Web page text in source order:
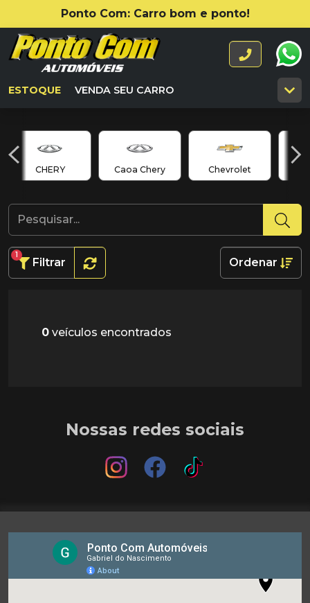
Ponto Com: Carro bom e ponto!
ESTOQUE VENDA SEU CARRO
CHERY Caoa Chery Chevrolet
Filtrar
1
Ordenar
0 veículos encontrados
Nossas redes sociais